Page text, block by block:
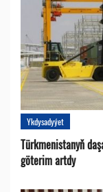
Ykdysadyýet
Türkmenistanyň
göterim artdy